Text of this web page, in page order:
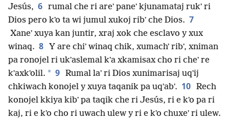
Jesús, 6 rumal che ri areʼ paneʼ kjunamataj rukʼ ri
Dios pero kʼo ta wi jumul xukoj ribʼ che Dios. 7
Xaneʼ xuya kan juntir, xraj xok che esclavo y xux
winaq. 8
Y are chiʼ winaq chik, xumachʼ ribʼ, xniman
pa ronojel ri ukʼaslemal kʼa xkamisax cho ri cheʼ re
kʼaxkʼolil. * 9 Rumal laʼ ri Dios xunimarisaj uqʼij
chkiwach konojel y xuya taqanik pa uqʼabʼ. 10 Rech
konojel kkiya kibʼ pa taqik che ri Jesús, ri e kʼo pa ri
kaj, ri e kʼo cho ri uwach ulew y ri e kʼo chuxeʼ ri ulew.